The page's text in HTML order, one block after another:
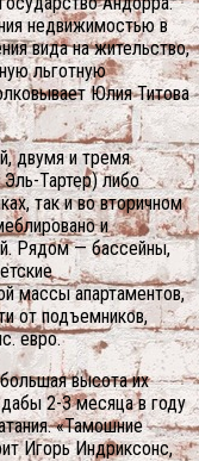
недвижимостью в
вида на жительство,
льготную
Юлия Титова
двумя и тремя
Тартер) либо
так и во вторичном
и
Рядом — бассейны,
массы апартаментов,
от подъемников,
евро.
высота их
2-3 месяца в году
«Тамошние
Игорь Индриксонс,